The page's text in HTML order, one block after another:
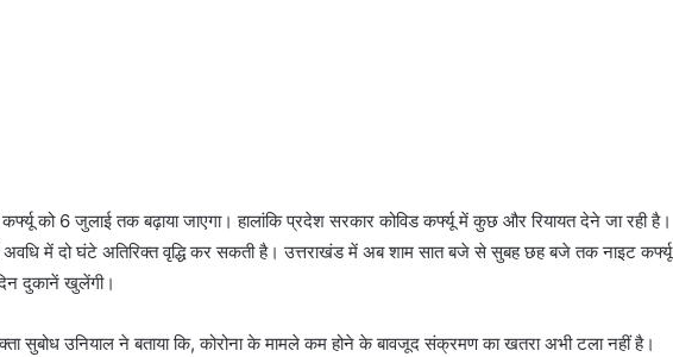
को 6 जुलाई तक बढ़ाया जाएगा। हालांकि प्रदेश सरकार कोविड कर्फ्यू में कुछ और रियायत देने जा रही है।
अवधि में दो घंटे अतिरिक्त वृद्धि कर सकती है। उत्तराखंड में अब शाम सात बजे से सुबह छह बजे तक नाइट कर्फ्यू
दुकानें खुलेंगी।
सुबोध उनियाल ने बताया कि, कोरोना के मामले कम होने के बावजूद संक्रमण का खतरा अभी टला नहीं है।